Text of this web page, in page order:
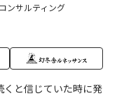
ンサルティング
と信じていた時に発